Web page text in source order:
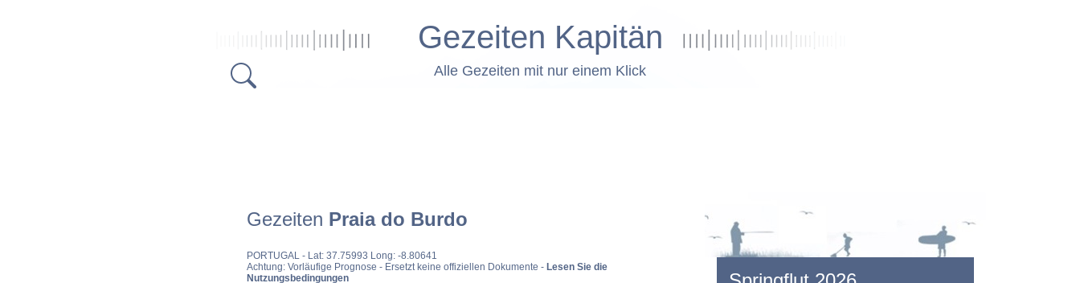
Gezeiten Kapitän
Alle Gezeiten mit nur einem Klick
Gezeiten Praia do Burdo
PORTUGAL - Lat: 37.75993 Long: -8.80641
Achtung: Vorläufige Prognose - Ersetzt keine offiziellen Dokumente - Lesen Sie die
Nutzungsbedingungen